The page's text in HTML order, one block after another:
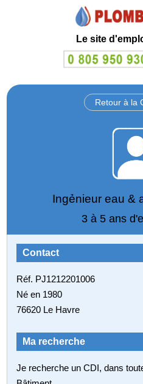
Le site
Retour à la
Ingẻnieur eau &
3 à 5 ans
Contact
Réf. PJ1212201006
Né en 1980
76620 Le Havre
Ma recherche
Je recherche un CDI, dans